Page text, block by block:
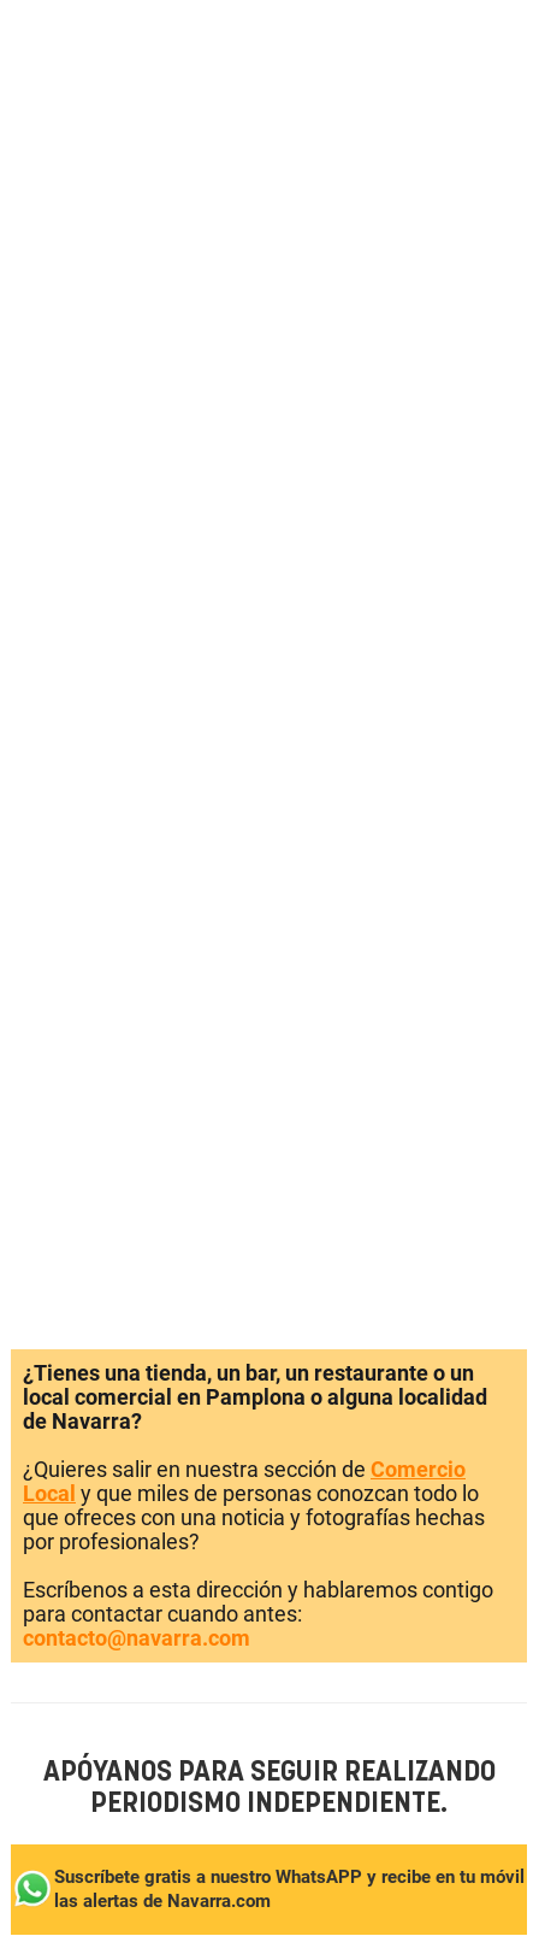
¿Tienes una tienda, un bar, un restaurante o un
local comercial en Pamplona o alguna localidad
de Navarra?
¿Quieres salir en nuestra sección de Comercio
Local y que miles de personas conozcan todo lo
que ofreces con una noticia y fotografías hechas
por profesionales?
Escríbenos a esta dirección y hablaremos contigo
para contactar cuando antes:
contacto@navarra.com
APÓYANOS PARA SEGUIR REALIZANDO
PERIODISMO INDEPENDIENTE.
Suscríbete gratis a nuestro WhatsAPP y recibe en tu móvil
las alertas de Navarra.com